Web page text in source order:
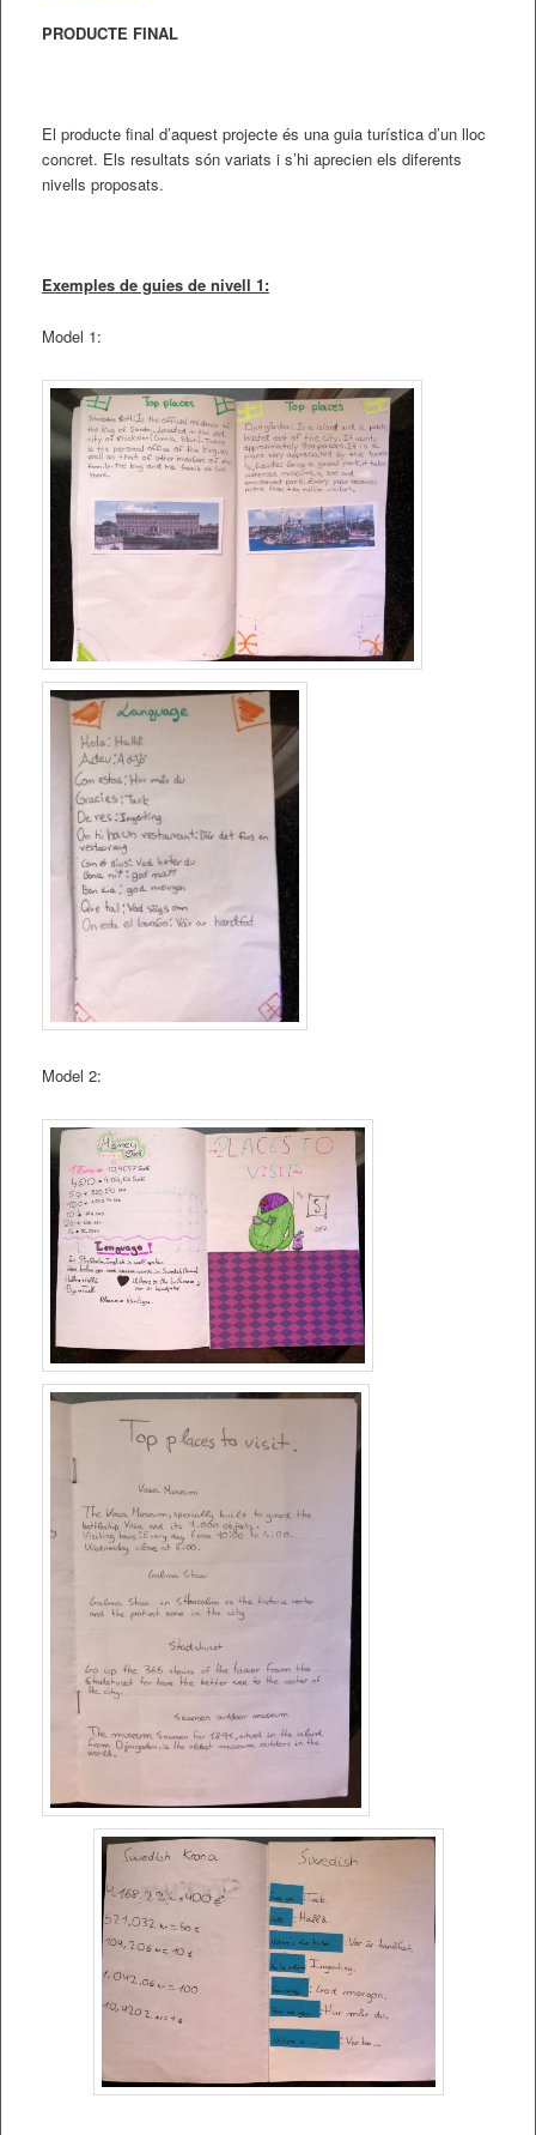
PRODUCTE FINAL
El producte final d’aquest projecte és una guia turística d’un lloc
concret. Els resultats són variats i s’hi aprecien els diferents
nivells proposats.
Exemples de guies de nivell 1:
Model 1:
Model 2: